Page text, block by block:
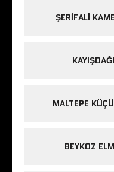
ŞERIFALI
MALTEPE
BEYKOZ